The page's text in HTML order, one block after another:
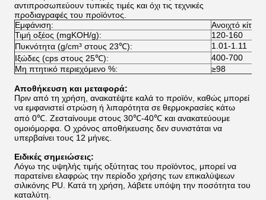
αντιπροσωπεύουν τυπικές τιμές και όχι τις τεχνικές
προδιαγραφές του προϊόντος.
Εμφάνιση:
Ανοιχτό
Τιμή οξέος (mgKOH/g):
120-160
Πυκνότητα (g/cm³ στους 23℃):
1.01-1.11
Ιξώδες (cps στους 25℃):
400-700
Μη πτητικό περιεχόμενο %:
≥98
Αποθήκευση και μεταφορά:
Πριν από τη χρήση, ανακατέψτε καλά το προϊόν, καθώς μπορεί
να εμφανιστεί στρώση ή λιπαρότητα σε θερμοκρασίες κάτω
από 0℃. Ζεσταίνουμε στους 30℃-40℃ και ανακατεύουμε
ομοιόμορφα. Ο χρόνος αποθήκευσης δεν συνιστάται να
υπερβαίνει τους 12 μήνες.
Ειδικές σημειώσεις:
Λόγω της υψηλής τιμής οξύτητας του προϊόντος, μπορεί να
παρατείνει ελαφρώς την περίοδο χρήσης των επικαλύψεων
σιλικόνης PU. Κατά τη χρήση, λάβετε υπόψη την ποσότητα του
καταλύτη.